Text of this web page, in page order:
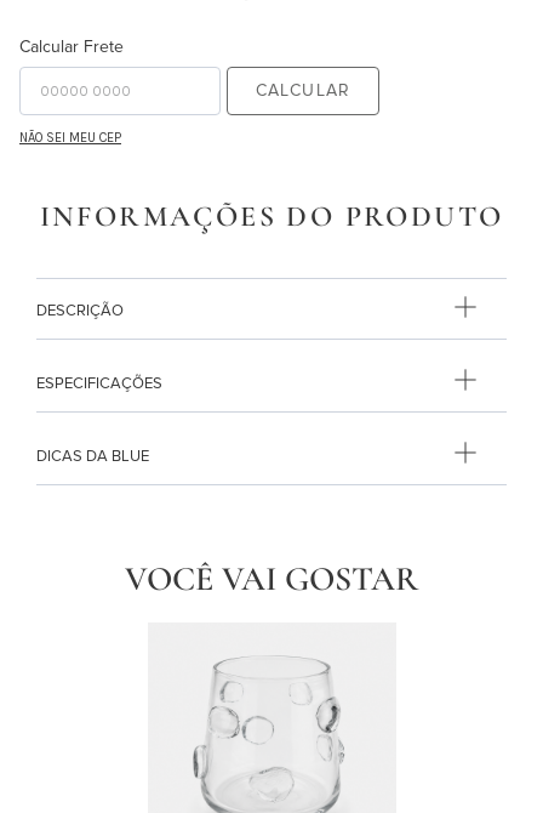
Calcular Frete
CALCULAR
NÃO SEI MEU CEP
INFORMAÇÕES DO PRODUTO
DESCRIÇÃO
ESPECIFICAÇÕES
DICAS DA BLUE
VOCÊ VAI GOSTAR